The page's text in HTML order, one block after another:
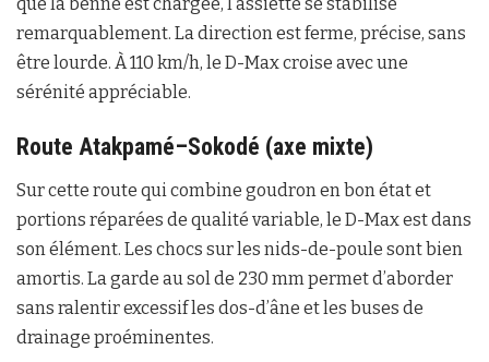
remarquablement. La direction est ferme, précise, sans
être lourde. À 110 km/h, le D-Max croise avec une
sérénité appréciable.
Route Atakpamé–Sokodé (axe mixte)
Sur cette route qui combine goudron en bon état et
portions réparées de qualité variable, le D-Max est dans
son élément. Les chocs sur les nids-de-poule sont bien
amortis. La garde au sol de 230 mm permet d’aborder
sans ralentir excessif les dos-d’âne et les buses de
drainage proéminentes.